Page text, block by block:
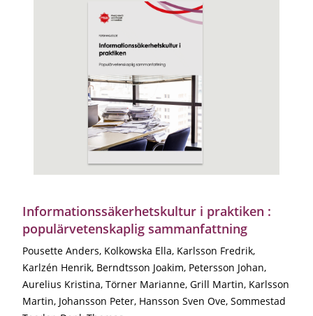
Informationssäkerhetskultur i praktiken :
populärvetenskaplig sammanfattning
Pousette Anders, Kolkowska Ella, Karlsson Fredrik,
Karlzén Henrik, Berndtsson Joakim, Petersson Johan,
Aurelius Kristina, Törner Marianne, Grill Martin, Karlsson
Martin, Johansson Peter, Hansson Sven Ove, Sommestad